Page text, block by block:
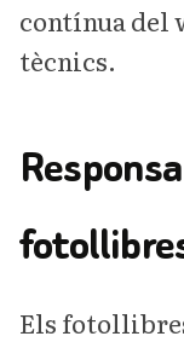
contínua del
tècnics.
Els